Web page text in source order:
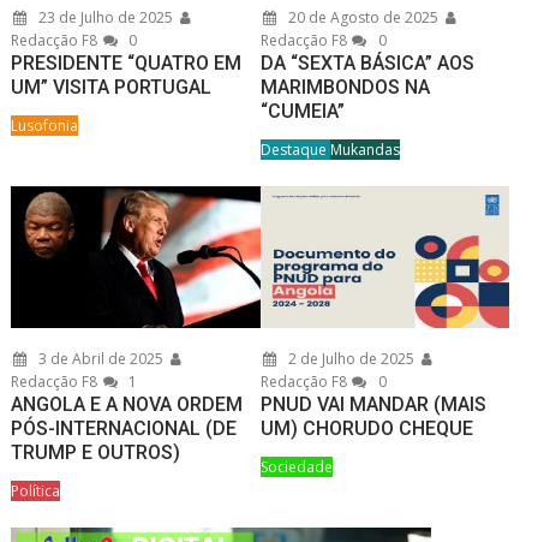
23 de Julho de 2025
Redacção F8
0
PRESIDENTE “QUATRO EM
UM” VISITA PORTUGAL
Lusofonia
20 de Agosto de 2025
Redacção F8
0
DA “SEXTA BÁSICA” AOS
MARIMBONDOS NA
“CUMEIA”
Destaque Mukandas
3 de Abril de 2025
Redacção F8
1
ANGOLA E A NOVA ORDEM
PÓS-INTERNACIONAL (DE
TRUMP E OUTROS)
Política
2 de Julho de 2025
Redacção F8
0
PNUD VAI MANDAR (MAIS
UM) CHORUDO CHEQUE
Sociedade